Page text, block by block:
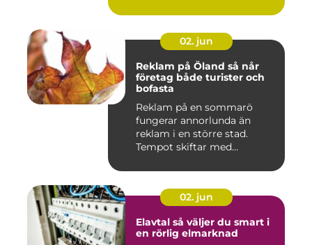
02. jun
Reklam på Öland så når
företag både turister och
bofasta
Reklam på en sommarö
fungerar annorlunda än
reklam i en större stad.
Tempot skiftar med
02. jun
Elavtal så väljer du smart i
en rörlig elmarknad